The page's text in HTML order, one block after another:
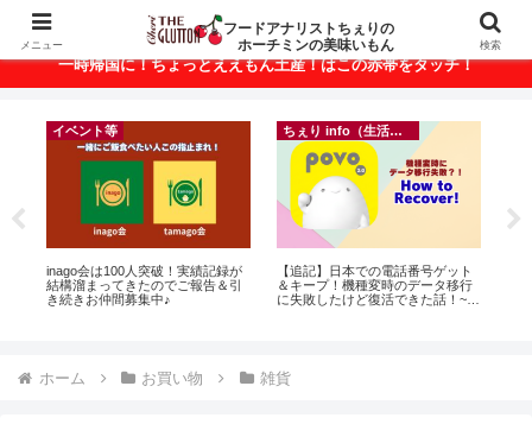
ベトナム・ホーチミンの美味いもんが満載！
一時帰国に！ちょっとええもん土産！はこの赤帯をタッチ！
イベント等
inago会は100人突破！実績記録が
結構溜まってきたのでご報告＆引
き続きお仲間募集中♪
ちぇり info（生活情報）
【追記】日本での電話番号ゲット
＆キープ！機種変時のデータ移行
に失敗したけど復活できた話！~
ホーム お買い物 雑貨
メニュー
フードアナリストちぇりの
ホーチミンの美味いもん
検索